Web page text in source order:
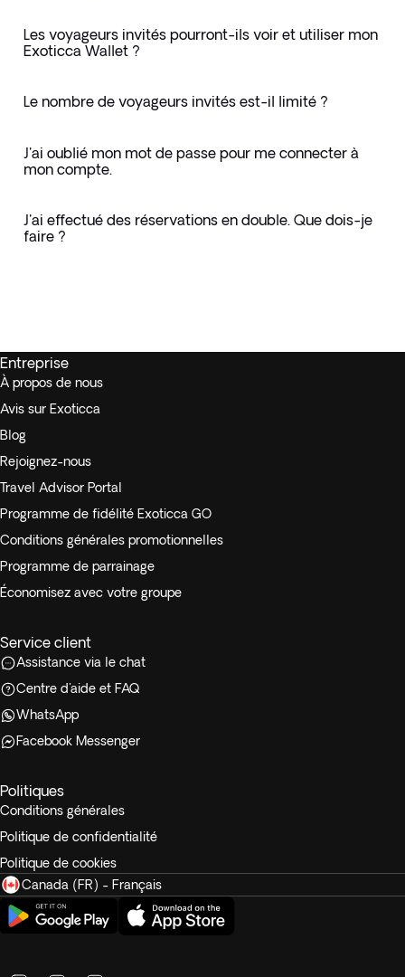
Les voyageurs invités pourront-ils voir et utiliser mon
Exoticca Wallet ?
Le nombre de voyageurs invités est-il limité ?
J'ai oublié mon mot de passe pour me connecter à
mon compte.
J'ai effectué des réservations en double. Que dois-je
faire ?